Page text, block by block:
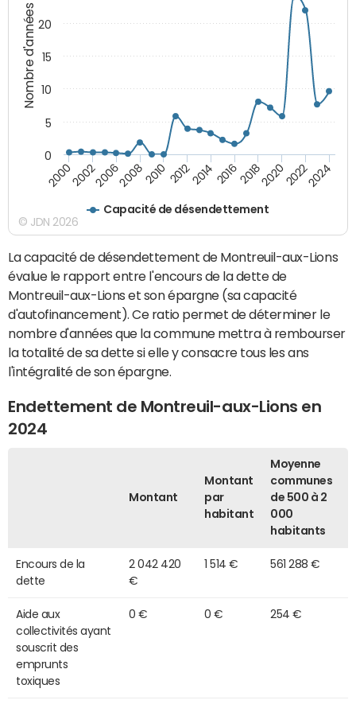
Nombre d'années
Capacité de désendettement
20002002200620082010 2012201420162018202020222024
0
5
10
15
20
© JDN 2026
La capacité de désendettement de Montreuil-aux-Lions
évalue le rapport entre l'encours de la dette de
Montreuil-aux-Lions et son épargne (sa capacité
d'autofinancement). Ce ratio permet de déterminer le
nombre d'années que la commune mettra à rembourser
la totalité de sa dette si elle y consacre tous les ans
l'intégralité de son épargne.
Endettement de Montreuil-aux-Lions en
2024
Montant
Montant
par
habitant
Moyenne
communes
de 500 à 2
000
habitants
Encours de la
dette
2 042 420
€
1 514 € 561 288 €
Aide aux
collectivités ayant
souscrit des
emprunts
toxiques
0 € 0 € 254 €